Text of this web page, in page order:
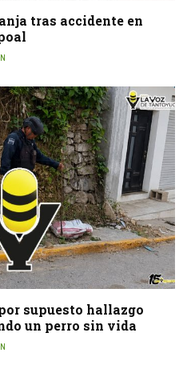
tras accidente en
supuesto hallazgo
un perro sin vida